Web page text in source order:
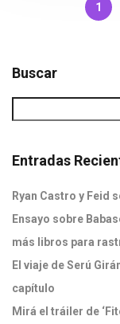
1
Buscar
Entradas
Ryan Castro y Feid
Ensayo sobre
más libros para
El viaje de Serú
capítulo
Mirá el tráiler de